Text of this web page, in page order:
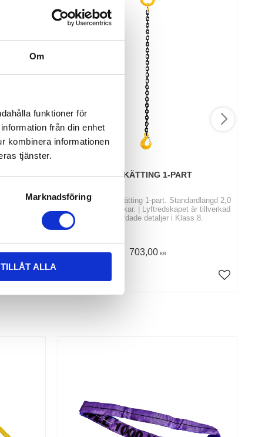
Om
funktioner för
från din enhet
kombinera informationen
tjänster.
Marknadsföring
TILLÅT ALLA
SP-FK
+
3,0 och
/Kätting
LYFTKÄTTING 1-PART
Köp klassad lyftkätting 1-part. Standardlängd 2,0
mtr med spärrkrokar. | Lyftredskapet är tillverkad
av seghärdade detaljer i Klass 8.
703,00 KR